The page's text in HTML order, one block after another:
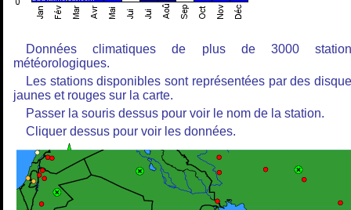
Données climatiques de plus de 3000
météorologiques.
Les stations disponibles sont représentées par des
jaunes et rouges sur la carte.
Passer la souris dessus pour voir le nom de la station.
Cliquer dessus pour voir les données.